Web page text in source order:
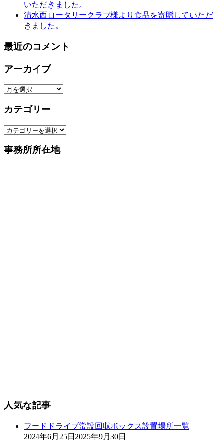
いただきました。
清水西ロータリークラブ様より食品を寄贈していただ
きました。
最近のコメント
アーカイブ
ア
カ
ブ
カテゴリー
カ
ゴ
事務所所在地
人気な記事
フードドライブ常設回収ボックス設置場所一覧
2024年6月25日 2025年9月30日